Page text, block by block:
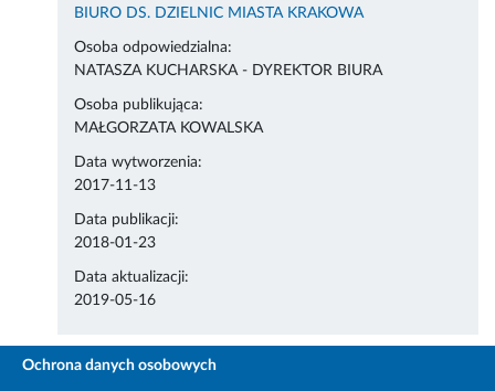
BIURO DS. DZIELNIC MIASTA KRAKOWA
Osoba odpowiedzialna:
NATASZA KUCHARSKA - DYREKTOR BIURA
Osoba publikująca:
MAŁGORZATA KOWALSKA
Data wytworzenia:
2017-11-13
Data publikacji:
2018-01-23
Data aktualizacji:
2019-05-16
Ochrona danych osobowych